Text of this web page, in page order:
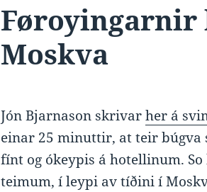
Moskva
Jón Bjarnason skrivarher á
einar 25 minuttir, at teir búgva
fínt og ókeypis á hotellinum.
teimum, í leypi av tíðini í